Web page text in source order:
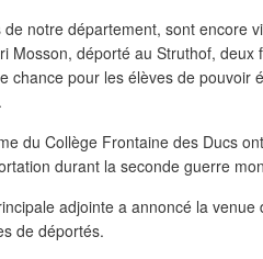
notre département, sont encore
Mosson, déporté au Struthof, deux
chance pour les élèves de pouvoir
adjointe a annoncé la
de déportés.